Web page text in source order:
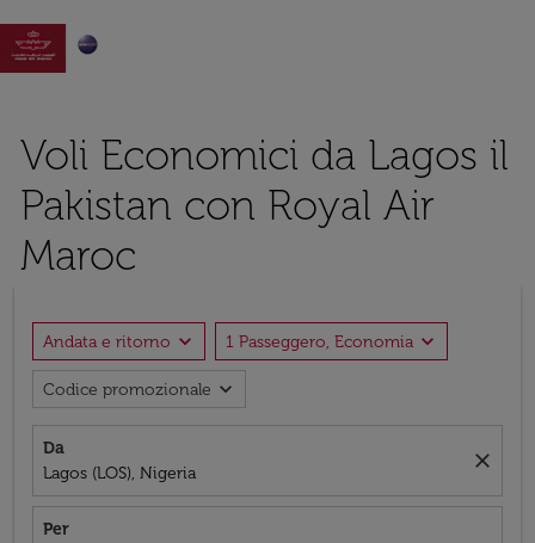

Voli Economici da Lagos il
Pakistan con Royal Air
Maroc
Andata e ritorno expand_more 1 Passeggero, Economia expand_more
Codice promozionale expand_more
Da
Lagos (LOS), Nigeria
close
Per